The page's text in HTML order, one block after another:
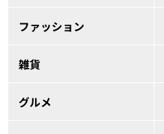
ファッション
雑貨
グルメ